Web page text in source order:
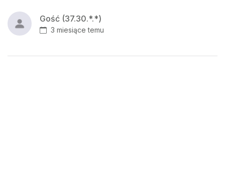
Gość (37.30.*.*)
3 miesiące temu